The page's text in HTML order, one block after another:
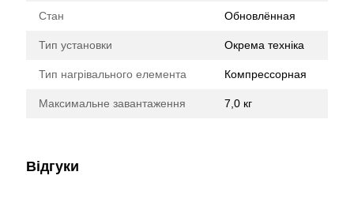
Стан Обновлённая
Тип установки Окрема техніка
Тип нагрівального елемента Компрессорная
Максимальне завантаження 7,0 кг
Відгуки